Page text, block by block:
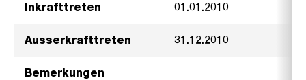
Inkrafttreten 01.01.2010
Ausserkrafttreten 31.12.2010
Bemerkungen